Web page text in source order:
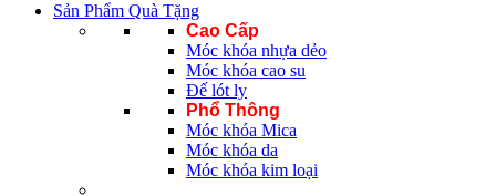
Sản Phẩm Quà Tặng
Cao Cấp
Móc khóa nhựa dẻo
Móc khóa cao su
Đế lót ly
Phổ Thông
Móc khóa Mica
Móc khóa da
Móc khóa kim loại